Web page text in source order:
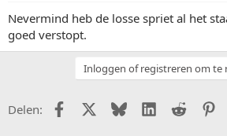
Nevermind heb de losse spriet al het
goed verstopt.
Inloggen of registreren om te
Delen: FacebookX (Twitter)
BlueskyLinkedIn
Reddit